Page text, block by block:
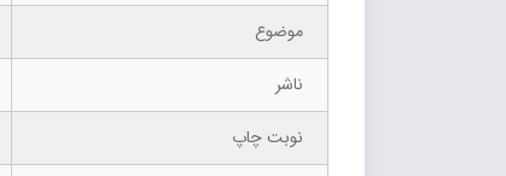
موضوع
ناشر
نوبت چاپ